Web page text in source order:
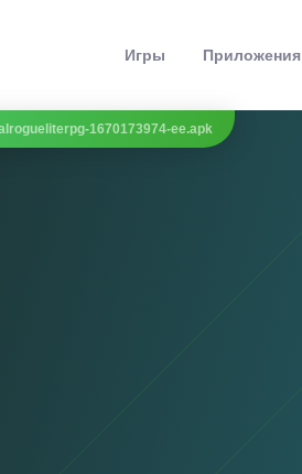
Игры Приложения
1670173974-ee.apk